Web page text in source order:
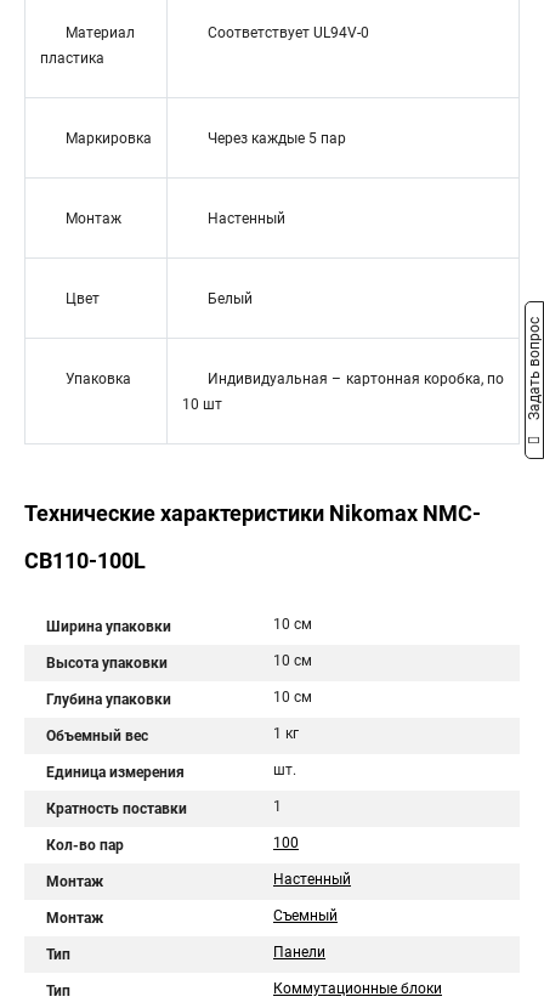
Материал
пластика
Соответствует UL94V-0
Маркировка Через каждые 5 пар
Монтаж Настенный
Цвет Белый
Упаковка
Индивидуальная – картонная коробка, по
10 шт
Технические характеристики Nikomax NMC-
CB110-100L
Ширина упаковки 10 см
Высота упаковки 10 см
Глубина упаковки 10 см
Объемный вес 1 кг
Единица измерения шт.
Кратность поставки 1
Кол-во пар 100
Монтаж Настенный
Монтаж Cъемный
Тип Панели
Тип Коммутационные блоки
Задать вопрос